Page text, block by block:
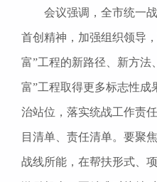
会议强调，全市统一
首创精神，加强组织领导
富”工程的新路径、新方法
富”工程取得更多标志性成
治站位，落实统战工作责
目清单、责任清单。要聚
战线所能，在帮扶形式、